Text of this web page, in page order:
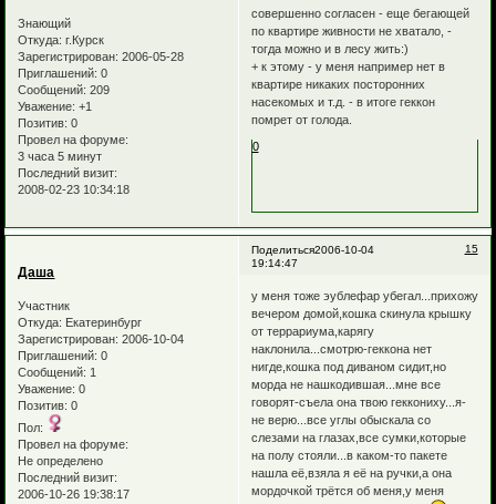
Знающий
Откуда: г.Курск
Зарегистрирован: 2006-05-28
Приглашений: 0
Сообщений: 209
Уважение: +1
Позитив: 0
Провел на форуме:
3 часа 5 минут
Последний визит:
2008-02-23 10:34:18
совершенно согласен - еще бегающей
по квартире живности не хватало, -
тогда можно и в лесу жить:)
+ к этому - у меня например нет в
квартире никаких посторонних
насекомых и т.д. - в итоге геккон
помрет от голода.
0
Поделиться 15
2006-10-04
19:14:47
Даша
Участник
Откуда: Екатеринбург
Зарегистрирован: 2006-10-04
Приглашений: 0
Сообщений: 1
Уважение: 0
Позитив: 0
Пол:
Провел на форуме:
Не определено
Последний визит:
2006-10-26 19:38:17
у меня тоже эублефар убегал...прихожу
вечером домой,кошка скинула крышку
от террариума,карягу
наклонила...смотрю-геккона нет
нигде,кошка под диваном сидит,но
морда не нашкодившая...мне все
говорят-съела она твою геккониху...я-
не верю...все углы обыскала со
слезами на глазах,все сумки,которые
на полу стояли...в каком-то пакете
нашла её,взяла я её на ручки,а она
мордочкой трётся об меня,у меня